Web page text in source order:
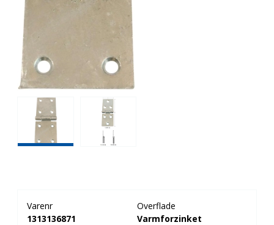
Varenr
1313136871
Overflade
Varmforzinket